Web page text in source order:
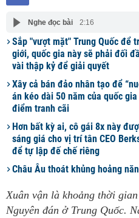
Nghe đọc bài 2:16
Sắp "vượt mặt" Trung Quốc để
giới, quốc gia này sẽ phải đối
vài thập kỷ để giải quyết
Xây cả bán đảo nhân tạo để
án kéo dài 50 năm của quốc
điểm tranh cãi
Hơn bất kỳ ai, cô gái 8x này
sáng giá cho vị trí tân CEO
để tự lập đế chế riêng
Châu Âu thoát khủng hoảng
Xuân vận là khoảng thời
Nguyên đán ở Trung Quốc.